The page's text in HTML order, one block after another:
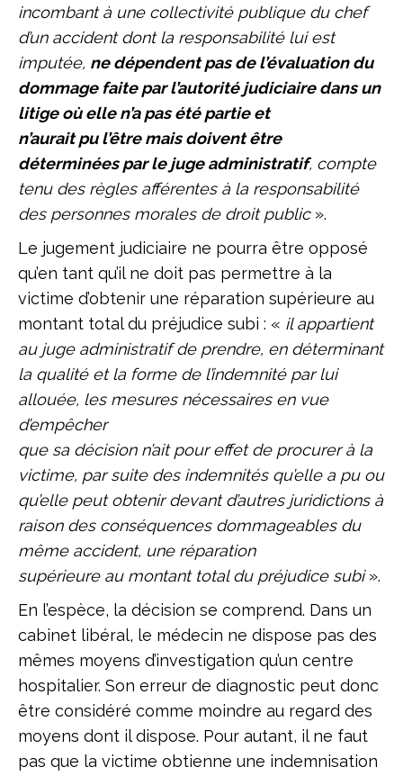
incombant à une collectivité publique du chef
d’un accident dont la responsabilité lui est
imputée, ne dépendent pas de l’évaluation du
dommage faite par l’autorité judiciaire dans un
litige où elle n’a pas été partie et
n’aurait pu l’être mais doivent être
déterminées par le juge administratif, compte
tenu des règles afférentes à la responsabilité
des personnes morales de droit public».
Le jugement judiciaire ne pourra être opposé
qu’en tant qu’il ne doit pas permettre à la
victime d’obtenir une réparation supérieure au
montant total du préjudice subi : « il appartient
au juge administratif de prendre, en déterminant
la qualité et la forme de l’indemnité par lui
allouée, les mesures nécessaires en vue
d’empêcher
que sa décision n’ait pour effet de procurer à la
victime, par suite des indemnités qu’elle a pu ou
qu’elle peut obtenir devant d’autres juridictions à
raison des conséquences dommageables du
même accident, une réparation
supérieure au montant total du préjudice subi».
En l’espèce, la décision se comprend. Dans un
cabinet libéral, le médecin ne dispose pas des
mêmes moyens d’investigation qu’un centre
hospitalier. Son erreur de diagnostic peut donc
être considéré comme moindre au regard des
moyens dont il dispose. Pour autant, il ne faut
pas que la victime obtienne une indemnisation